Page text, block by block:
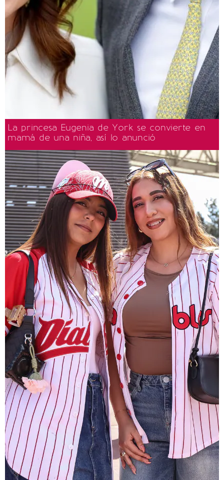
La princesa Eugenia de York se convierte en
mamá de una niña, así lo anunció